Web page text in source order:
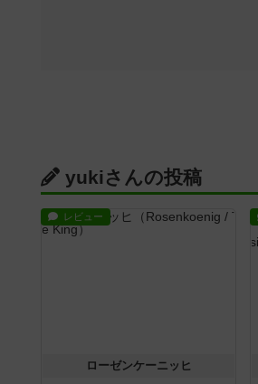
yukiさんの投稿
レビュー
ローゼンケーニッヒ